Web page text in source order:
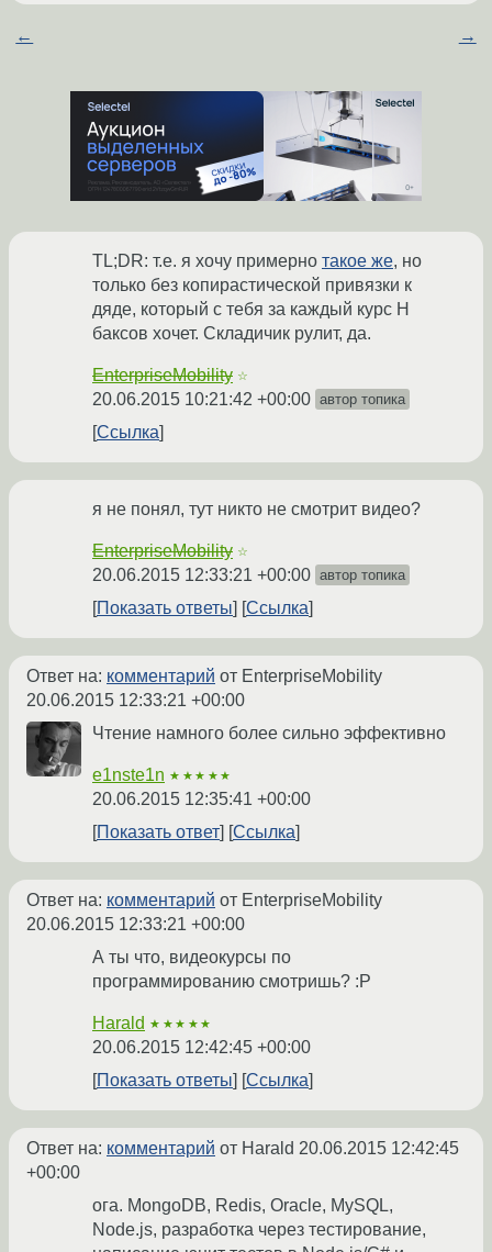
← →
TL;DR: т.е. я хочу примерно такое же, но
только без копирастической привязки к
дяде, который с тебя за каждый курс Н
баксов хочет. Складичик рулит, да.
EnterpriseMobility ☆
20.06.2015 10:21:42 +00:00 автор топика
Ссылка
я не понял, тут никто не смотрит видео?
EnterpriseMobility ☆
20.06.2015 12:33:21 +00:00 автор топика
Показать ответы Ссылка
Ответ на: комментарий от EnterpriseMobility
20.06.2015 12:33:21 +00:00
Чтение намного более сильно эффективно
e1nste1n ★★★★★
20.06.2015 12:35:41 +00:00
Показать ответ
Ссылка
Ответ на: комментарий от EnterpriseMobility
20.06.2015 12:33:21 +00:00
А ты что, видеокурсы по
программированию смотришь? :P
Harald ★★★★★
20.06.2015 12:42:45 +00:00
Показать ответы
Ссылка
Ответ на: комментарий от Harald 20.06.2015 12:42:45
+00:00
ога. MongoDB, Redis, Oracle, MySQL,
Node.js, разработка через тестирование,